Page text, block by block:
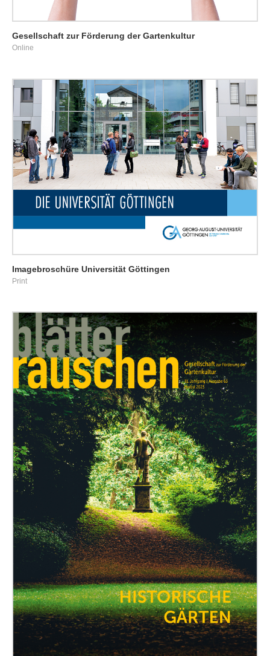
Gesellschaft zur Förderung der Gartenkultur
Online
Imagebroschüre Universität Göttingen
Print